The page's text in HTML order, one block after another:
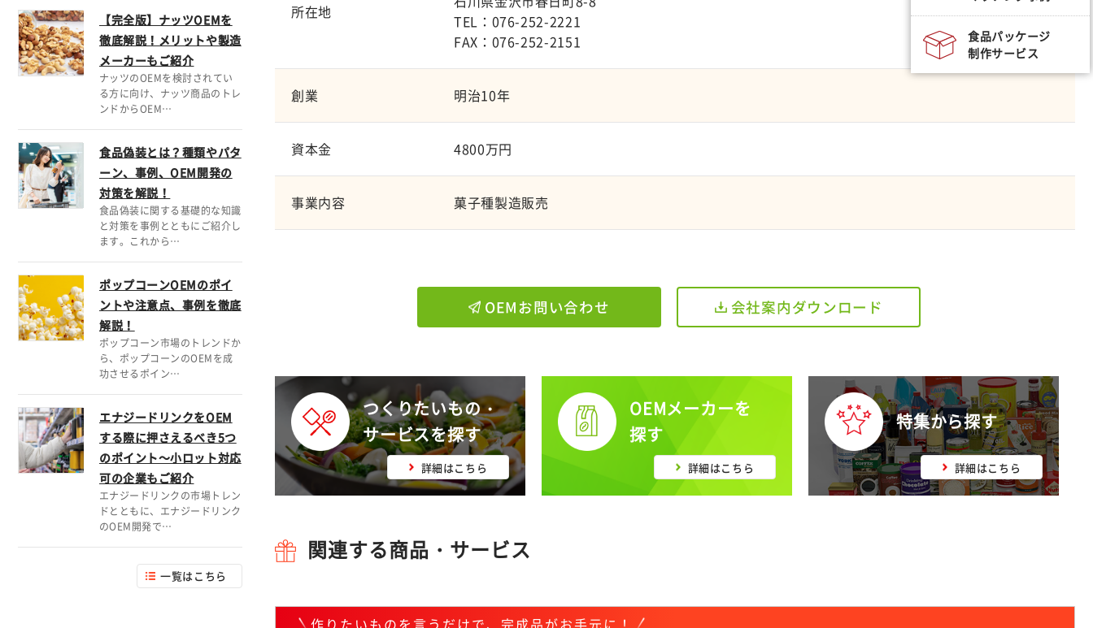
【完全版】ナッツOEMを
徹底解説！メリットや製造
メーカーもご紹介
ナッツのOEMを検討されてい
る方に向け、ナッツ商品のトレ
ンドからOEM…
食品偽装とは？種類やパタ
ーン、事例、OEM開発の
対策を解説！
食品偽装に関する基礎的な知識
と対策を事例とともにご紹介し
ます。これから…
ポップコーンOEMのポイ
ントや注意点、事例を徹底
解説！
ポップコーン市場のトレンドか
ら、ポップコーンのOEMを成
功させるポイン…
エナジードリンクをOEM
する際に押さえるべき5つ
のポイント～小ロット対応
可の企業もご紹介
エナジードリンクの市場トレン
ドとともに、エナジードリンク
のOEM開発で…
一覧はこちら
所在地
TEL：076-252-2221
FAX：076-252-2151
創業 明治10年
資本金 4800万円
事業内容 菓子種製造販売
OEMお問い合わせ 会社案内ダウンロード
つくりたいもの・
サービスを探す
詳細はこちら
OEMメーカーを
探す
詳細はこちら
特集から探す
詳細はこちら
関連する商品・サービス
作りたいものを言うだけで、完成品がお手元に！
食品パッケージ
制作サービス